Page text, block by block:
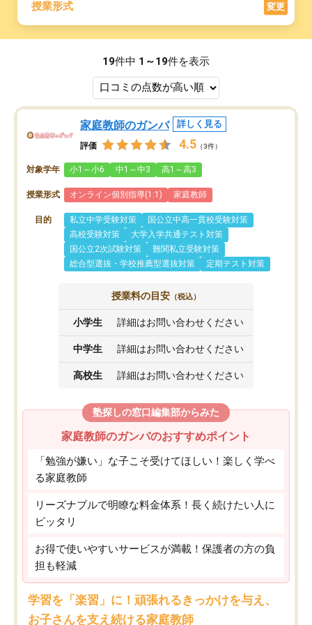
授業形式 変更
19件中 1～19件を表示
家庭教師のガンバ 詳しく見る
評価 4.5 （3件）
対象学年 小1～小6 中1～中3 高1～高3
授業形式 オンライン個別指導(1:1) 家庭教師
目的 私立中学受験対策
国公立中高一貫校受験対策
高校受験対策
大学入学共通テスト対策
国公立2次試験対策
難関私立受験対策
総合型選抜・学校推薦型選抜対策
定期テスト対策
授業料の目安 （税込）
小学生 詳細はお問い合わせください
中学生 詳細はお問い合わせください
高校生 詳細はお問い合わせください
塾探しの窓口編集部からみた
家庭教師のガンバのおすすめポイント
「勉強が嫌い」な子こそ受けてほしい！楽しく学べ
る家庭教師
リーズナブルで明瞭な料金体系！長く続けたい人に
ピッタリ
お得で使いやすいサービスが満載！保護者の方の負
担も軽減
学習を「楽習」に！頑張れるきっかけを与え、
お子さんを支え続ける家庭教師